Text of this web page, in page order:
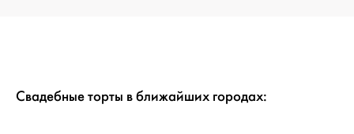
Свадебные торты в ближайших городах: